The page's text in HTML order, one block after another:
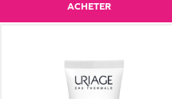
ACHETER